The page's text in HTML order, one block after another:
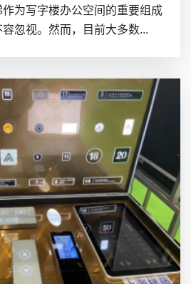
为写字楼办公空间的重要组成
忽视。然而，目前大多数...